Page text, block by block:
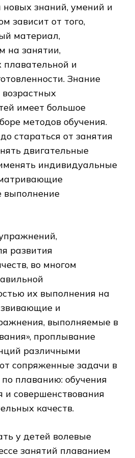
новых знаний, умений и
зависит от того,
материал,
на занятии,
плавательной и
Знание
возрастных
имеет большое
методов обучения.
стараться от занятия
двигательные
индивидуальные
выполнение
развития
во многом
их выполнения на
и
выполняемые в
проплывание
различными
сопряженные задачи в
плаванию: обучения
и совершенствования
качеств.
у детей волевые
занятий плаванием